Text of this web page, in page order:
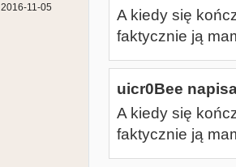
2016-11-05
A kiedy się
faktycznie ją
uicr0Bee
A kiedy się
faktycznie ją